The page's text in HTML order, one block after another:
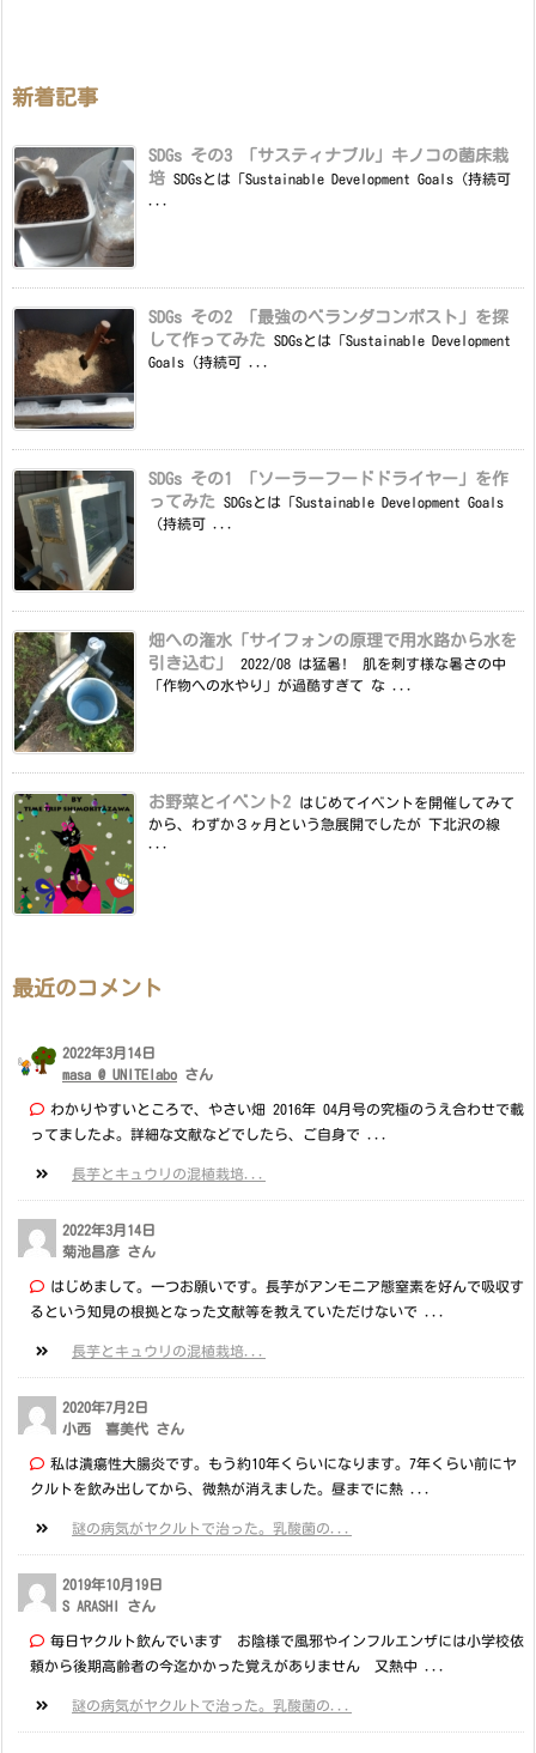
新着記事
SDGs その3 「サスティナブル」キノコの菌床栽
培 SDGsとは「Sustainable Development Goals（持続可
SDGs その2 「最強のベランダコンポスト」を探
して作ってみた
SDGsとは「Sustainable Development
Goals（持続可 ...
SDGs その1 「ソーラーフードドライヤー」を作
ってみた
SDGsとは「Sustainable Development Goals
（持続可 ...
畑への潅水「サイフォンの原理で用水路から水を
引き込む」
2022/08 は猛暑! 肌を刺す様な暑さの中
「作物への水やり」が過酷すぎて な ...
お野菜とイベント2
はじめてイベントを開催してみて
から、わずか３ヶ月という急展開でしたが 下北沢の線
最近のコメント
2022年3月14日
masa @ UNITElabo さん
わかりやすいところで、やさい畑 2016年 04月号の究極のうえ合わせで載
ってましたよ。詳細な文献などでしたら、ご自身で ...
長芋とキュウリの混植栽培...
2022年3月14日
菊池昌彦 さん
はじめまして。一つお願いです。長芋がアンモニア態窒素を好んで吸収す
るという知見の根拠となった文献等を教えていただけないで ...
長芋とキュウリの混植栽培...
2020年7月2日
小西 喜美代 さん
私は潰瘍性大腸炎です。もう約10年くらいになります。7年くらい前にヤ
クルトを飲み出してから、微熱が消えました。昼までに熱 ...
謎の病気がヤクルトで治った。乳酸菌の...
2019年10月19日
S ARASHI さん
毎日ヤクルト飲んでいます お陰様で風邪やインフルエンザには小学校依
頼から後期高齢者の今迄かかった覚えがありません 又熱中 ...
謎の病気がヤクルトで治った。乳酸菌の...